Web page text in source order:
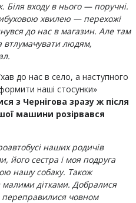
Біля входу в нього — поручні.
хвилею — перехожі
до нас в магазин. Але там
втлумачувати людям,
до нас в село, а наступного
наші стосунки»
з Чернігова зразу ж після
машини розірвався
наших родичів
його сестра і моя подруга
нашу собаку. Також
дітками. Добралися
переправилися човном